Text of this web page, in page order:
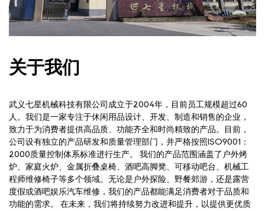
关于我们
武义七星机械科技有限公司成立于2004年，目前员工规模超过60
人。我们是一家专注于休闲用品设计、开发、制造和销售的企业，
致力于为消费者提供高品质、功能齐全和时尚精致的产品。目前，
公司设有独立的产品研发和质量管理部门，并严格按照ISO9001：
2000质量控制体系标准进行生产。 我们的产品范围涵盖了户外烤
炉、家庭火炉、金属折叠桌椅、酒吧高脚凳、可移动吧台、机械工
程师维修椅子等多个领域。无论是户外探险、野餐郊游，还是露营
度假或酒吧娱乐汽车维修，我们的产品都能满足消费者对于品质和
功能的需求。 在未来，我们将持续努力改进和提升，以提供更优质